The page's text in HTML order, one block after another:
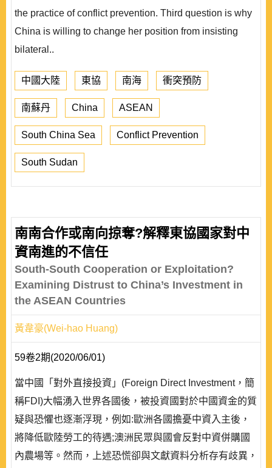
the practice of conflict prevention. Third question is why
China is willing to change her position from insisting
bilateral..
中國大陸 東協 南海 衝突預防
南蘇丹 China ASEAN
South China Sea Conflict Prevention
South Sudan
南南合作或南向掠奪?解釋東協國家對中
資南進的不信任
South-South Cooperation or Exploitation?
Examining Distrust to China’s Investment in
the ASEAN Countries
黃韋豪(Wei-hao Huang)
59卷2期(2020/06/01)
當中國「對外直接投資」(Foreign Direct Investment，簡
稱FDI)大幅湧入世界各國後，被投資國對於中國資金的質
疑與恐懼也逐漸浮現，例如:歐洲各國擔憂中資入主後，
將降低歐陸勞工的待遇;澳洲民眾與國會反對中資併購國
內農場等。然而，上述恐慌卻與文獻資料分析存有歧異，